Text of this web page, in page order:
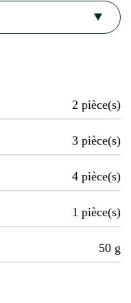
2 pièce(s)
3 pièce(s)
4 pièce(s)
1 pièce(s)
50 g